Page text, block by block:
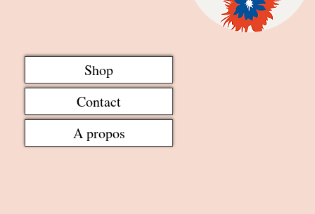
Shop
Contact
A propos